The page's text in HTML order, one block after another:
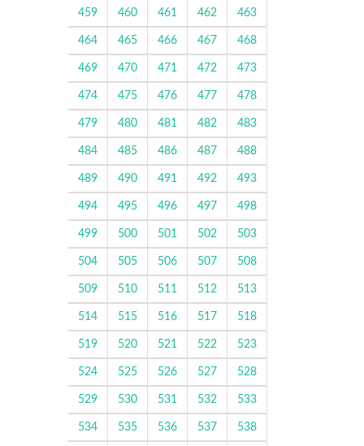
459 460 461 462 463
464 465 466 467 468
469 470 471 472 473
474 475 476 477 478
479 480 481 482 483
484 485 486 487 488
489 490 491 492 493
494 495 496 497 498
499 500 501 502 503
504 505 506 507 508
509 510 511 512 513
514 515 516 517 518
519 520 521 522 523
524 525 526 527 528
529 530 531 532 533
534 535 536 537 538